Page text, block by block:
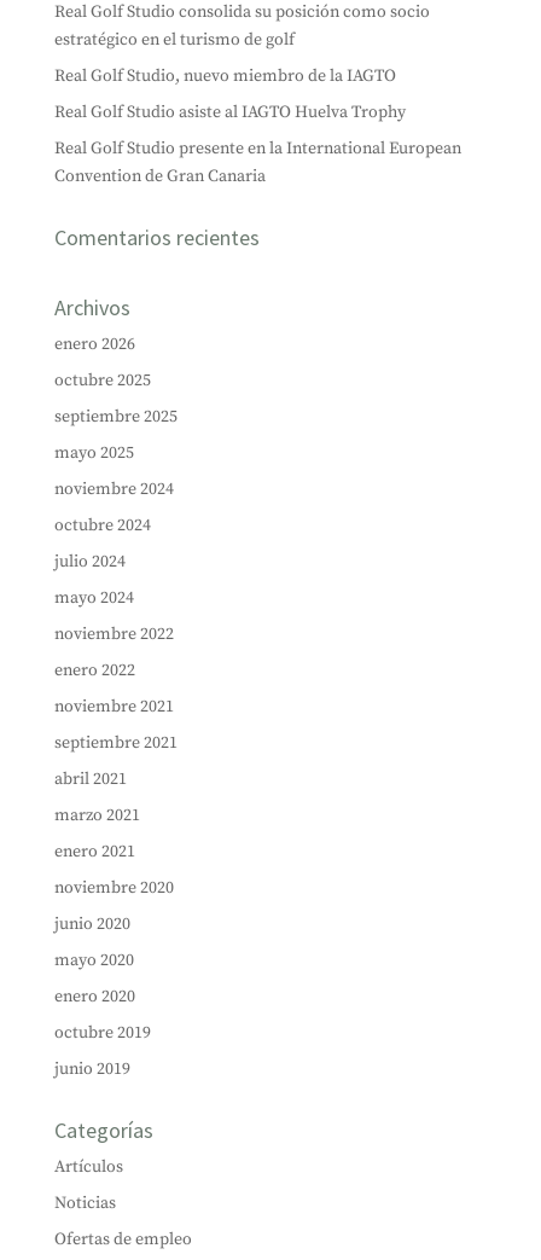
Real Golf Studio consolida su posición como socio
estratégico en el turismo de golf
Real Golf Studio, nuevo miembro de la IAGTO
Real Golf Studio asiste al IAGTO Huelva Trophy
Real Golf Studio presente en la International European
Convention de Gran Canaria
Comentarios recientes
Archivos
enero 2026
octubre 2025
septiembre 2025
mayo 2025
noviembre 2024
octubre 2024
julio 2024
mayo 2024
noviembre 2022
enero 2022
noviembre 2021
septiembre 2021
abril 2021
marzo 2021
enero 2021
noviembre 2020
junio 2020
mayo 2020
enero 2020
octubre 2019
junio 2019
Categorías
Artículos
Noticias
Ofertas de empleo